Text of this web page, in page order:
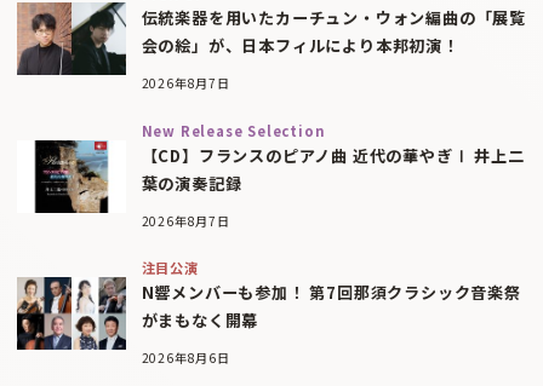
伝統楽器を用いたカーチュン・ウォン編曲の「展覧
会の絵」が、日本フィルにより本邦初演！
2026年8月7日
New Release Selection
【CD】フランスのピアノ曲 近代の華やぎⅠ 井上二
葉の演奏記録
2026年8月7日
注目公演
N響メンバーも参加！ 第7回那須クラシック音楽祭
がまもなく開幕
2026年8月6日